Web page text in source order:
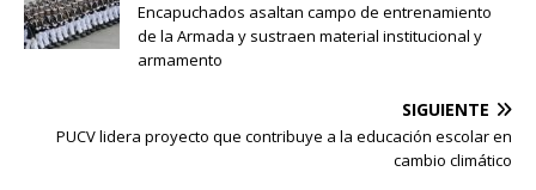
Encapuchados asaltan campo de entrenamiento
de la Armada y sustraen material institucional y
armamento
SIGUIENTE
PUCV lidera proyecto que contribuye a la educación escolar en
cambio climático